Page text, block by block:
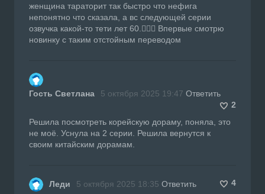
женщина тараторит так быстро что нефига
непонятно что сказала, а вс следующей серии
озвучка какой-то тети лет 60.🫩🫩🫩 Впервые смотрю
новинку с таким отстойным переводом
Гость Светлана 5 октября 2025 19:47 Ответить
2
Решила посмотреть корейскую дораму, поняла, это
не моё. Уснула на 2 серии. Решила вернутся к
своим китайским дорамам.
Леди 5 октября 2025 18:35 Ответить
4